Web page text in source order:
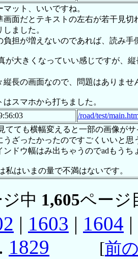
ット、いいですね。
画面だとテキストの左右が若干見
ました。
負担が増えないのであれば、読み
が大きくなっていい感じですが、
縦長の画面なので、問題はありませ
はスマホから打ちました。
/road/test/
てても横幅変えると一部の画像が
うざったかったのですごくいいと
ンドウ幅はみ出ちゃうのでadもう
私はいまの量で不満はないです。
中 1,605ページ
| 1603 | 1604 |
1829 [前